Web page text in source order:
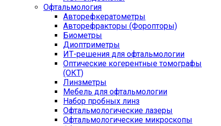
Офтальмология
Авторефкератометры
Авторефракторы (Форопторы)
Биометры
Диоптриметры
ИТ-решения для офтальмологии
Оптические когерентные томографы
(ОКТ)
Линзметры
Мебель для офтальмологии
Набор пробных линз
Офтальмологические лазеры
Офтальмологические микроскопы